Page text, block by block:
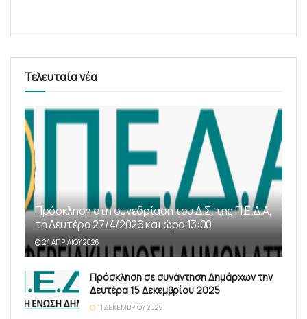
Τελευταία νέα
Πρόσκληση στη συνεδρίαση του Δ.Σ. της Π.Ε.Δ.Α,
τη Δευτέρα 27/4/2026 και ώρα 13:00
24 ΑΠΡΙΛΊΟΥ 2026
Πρόσκληση σε συνάντηση Δημάρχων την
Δευτέρα 15 Δεκεμβρίου 2025
11 ΔΕΚΕΜΒΡΊΟΥ 2025